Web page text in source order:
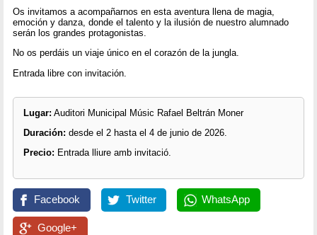
Os invitamos a acompañarnos en esta aventura llena de magia,
emoción y danza, donde el talento y la ilusión de nuestro alumnado
serán los grandes protagonistas.
No os perdáis un viaje único en el corazón de la jungla.
Entrada libre con invitación.
Lugar: Auditori Municipal Músic Rafael Beltrán Moner
Duración: desde el 2 hasta el 4 de junio de 2026.
Precio: Entrada lliure amb invitació.
Facebook Twitter WhatsApp
Google+